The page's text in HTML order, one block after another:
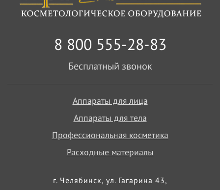
8 800 555-28-83
Бесплатный звонок
Аппараты для лица
Аппараты для тела
Профессиональная косметика
Расходные материалы
г. Челябинск, ул. Гагарина 43,